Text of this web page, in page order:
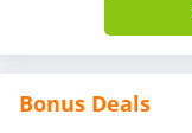
Bonus Deals